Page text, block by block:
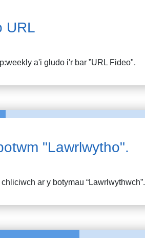
URL
a'i gludo i'r bar ”URL Fideo".
"Lawrlwytho".
ar y botymau “Lawrlwythwch”.